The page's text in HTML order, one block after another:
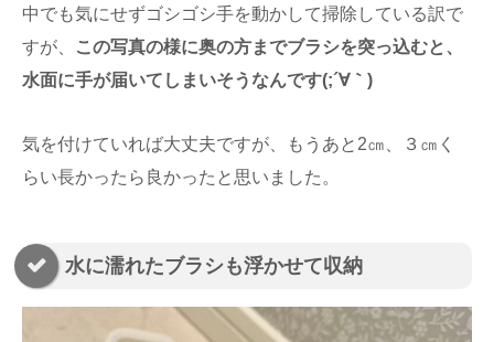
中でも気にせずゴシゴシ手を動かして掃除している訳で
すが、
この写真の様に奥の方までブラシを突っ込むと、
水面に手が届いてしまいそうなんです(;´∀｀)
気を付けていれば大丈夫ですが、もうあと2㎝、３㎝く
らい長かったら良かったと思いました。
水に濡れたブラシも浮かせて収納